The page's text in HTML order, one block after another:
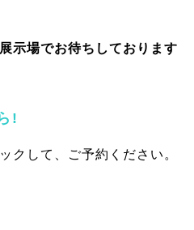
示場でお待ちしております
!
クして、ご予約ください。